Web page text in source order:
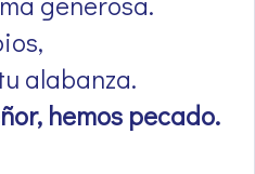
alabanza.
hemos pecado.